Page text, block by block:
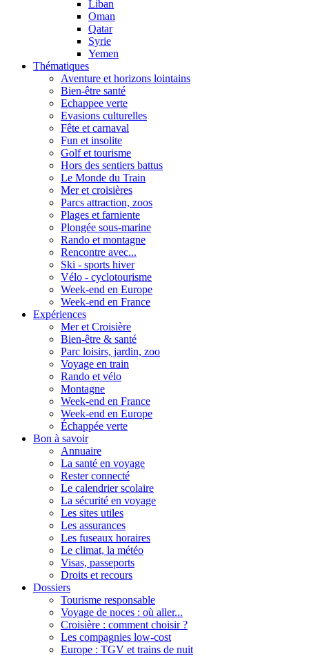
Liban
Oman
Qatar
Syrie
Yemen
Thématiques
Aventure et horizons lointains
Bien-être santé
Echappee verte
Evasions culturelles
Fête et carnaval
Fun et insolite
Golf et tourisme
Hors des sentiers battus
Le Monde du Train
Mer et croisières
Parcs attraction, zoos
Plages et farniente
Plongée sous-marine
Rando et montagne
Rencontre avec...
Ski - sports hiver
Vélo - cyclotourisme
Week-end en Europe
Week-end en France
Expériences
Mer et Croisière
Bien-être & santé
Parc loisirs, jardin, zoo
Voyage en train
Rando et vélo
Montagne
Week-end en France
Week-end en Europe
Échappée verte
Bon à savoir
Annuaire
La santé en voyage
Rester connecté
Le calendrier scolaire
La sécurité en voyage
Les sites utiles
Les assurances
Les fuseaux horaires
Le climat, la météo
Visas, passeports
Droits et recours
Dossiers
Tourisme responsable
Voyage de noces : où aller...
Croisière : comment choisir ?
Les compagnies low-cost
Europe : TGV et trains de nuit